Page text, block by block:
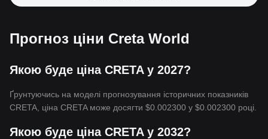
Прогноз ціни Creta World
Якою буде ціна CRETA у 2027?
Ґрунтуючись на моделі прогнозування історичних показників
CRETA, ціна CRETA може досягти $0.002300 у $0.002300 році.
Якою буде ціна CRETA у 2032?